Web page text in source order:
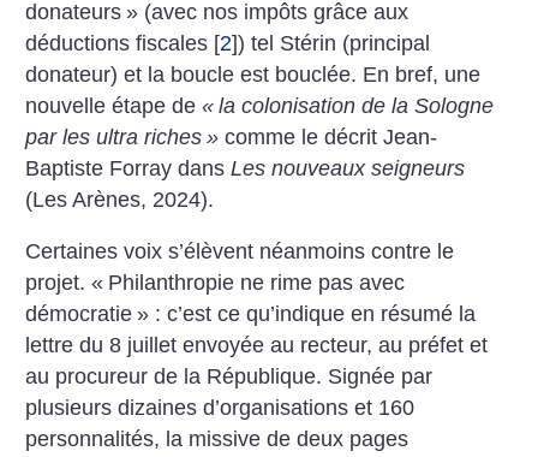
donateurs » (avec nos impôts grâce aux
déductions fiscales [2]) tel Stérin (principal
donateur) et la boucle est bouclée. En bref, une
nouvelle étape de« la colonisation de la Sologne
par les ultra riches » comme le décrit Jean-
Baptiste Forray dansLes nouveaux seigneurs
(Les Arènes, 2024).
Certaines voix s’élèvent néanmoins contre le
projet. « Philanthropie ne rime pas avec
démocratie » : c’est ce qu’indique en résumé la
lettre du 8 juillet envoyée au recteur, au préfet et
au procureur de la République. Signée par
plusieurs dizaines d’organisations et 160
personnalités, la missive de deux pages